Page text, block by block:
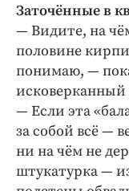
Заточённые в
— Видите, на
половине
понимаю, —
— Если эта
за собой всё —
ни на чём не
штукатурка —